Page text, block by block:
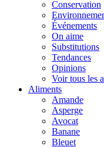
Conservation
Événements
On aime
Substitutions
Tendances
Opinions
Voir tous les
Aliments
Amande
Asperge
Avocat
Banane
Bleuet